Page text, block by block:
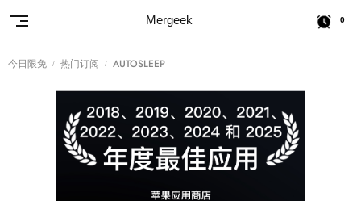
Mergeek 0
今日限免 热门订阅 AUTOSLEEP